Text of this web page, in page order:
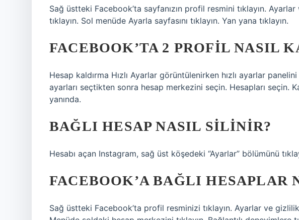
Sağ üstteki Facebook’ta sayfanızın profil resmini tıklayın.
tıklayın. Sol menüde Ayarla sayfasını tıklayın. Yan yana tıklayın.
FACEBOOK’TA 2 PROFIL NASIL
Hesap kaldırma Hızlı Ayarlar görüntülenirken hızlı ayarlar
ayarları seçtikten sonra hesap merkezini seçin. Hesapları seçin.
yanında.
BAĞLI HESAP NASIL SILINIR?
Hesabı açan Instagram, sağ üst köşedeki “Ayarlar” bölümünü
FACEBOOK’A BAĞLI HESAPLAR
Sağ üstteki Facebook’ta profil resminizi tıklayın. Ayarlar ve gizlilik